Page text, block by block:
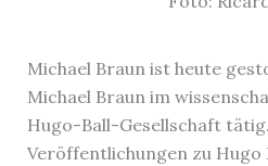
Michael Braun ist heute
Michael Braun im
Hugo-Ball-Gesellschaft
Veröffentlichungen zu Hugo